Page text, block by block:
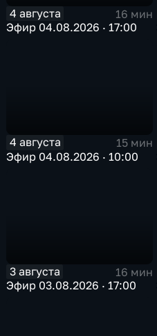
4 августа
16 мин
Эфир 04.08.2026 · 17:00
4 августа
15 мин
Эфир 04.08.2026 · 10:00
3 августа
16 мин
Эфир 03.08.2026 · 17:00